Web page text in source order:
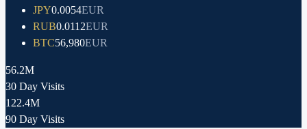
JPY0.0054EUR
RUB0.0112EUR
BTC56,980EUR
56.2M
30 Day Visits
122.4M
90 Day Visits